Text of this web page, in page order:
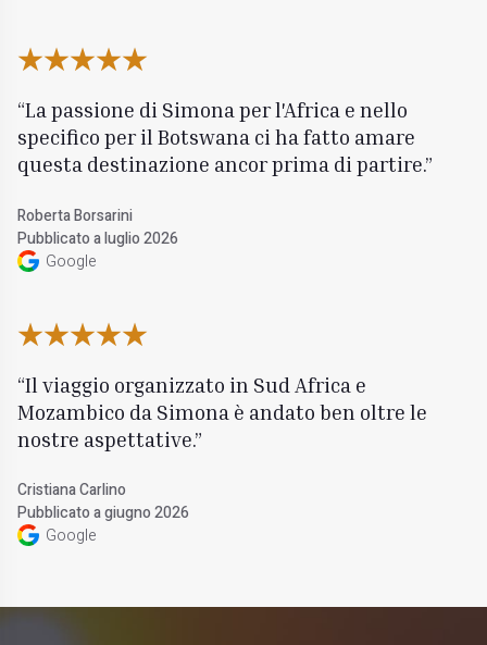
La passione di Simona per l'Africa e nello
specifico per il Botswana ci ha fatto amare
questa destinazione ancor prima di partire.
Roberta Borsarini
Pubblicato a luglio 2026
Google
Il viaggio organizzato in Sud Africa e
Mozambico da Simona è andato ben oltre le
nostre aspettative.
Cristiana Carlino
Pubblicato a giugno 2026
Google